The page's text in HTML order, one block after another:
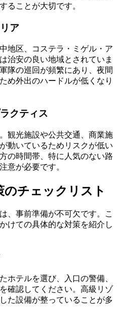
ることが大切です。
ア
地区、コステラ・ミゲル・ア
治安の良い地域とされていま
隊の巡回が頻繁にあり、夜間
め外出のハードルが低くなり
クティス
観光施設や公共交通、商業施
動いているためリスクが低い
の時間帯、特に人気のない路
意が必要です。
のチェックリスト
、事前準備が不可欠です。こ
けての具体的な対策を紹介し
ホテルを選び、入口の警備、
確認してください。高級リゾ
た設備が整っていることが多